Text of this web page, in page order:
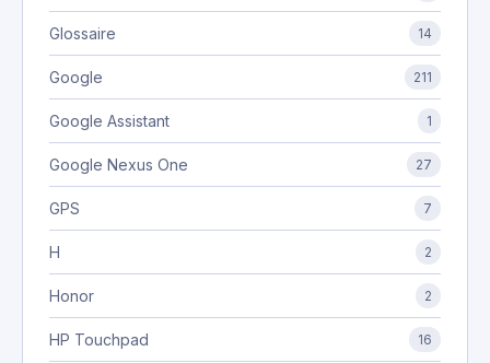
Glossaire 14
Google 211
Google Assistant 1
Google Nexus One 27
GPS 7
H 2
Honor 2
HP Touchpad 16